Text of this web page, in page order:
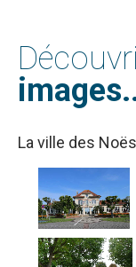
La ville des